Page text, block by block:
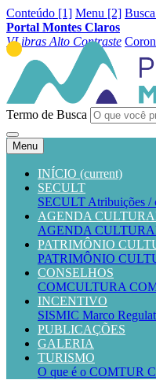
Conteúdo [1] Menu [2]
Portal Montes Claros
VLibras Alto Contraste
Termo de Busca
Menu
INÍCIO (current)
SECULT
SECULT Atribuições /
AGENDA
AGENDA
PATRIMÔNIO
PATRIMÔNIO
CONSELHOS
COMCULTURA
INCENTIVO
SISMIC Marco
PUBLICAÇÕES
GALERIA
TURISMO
O que é o COMTUR